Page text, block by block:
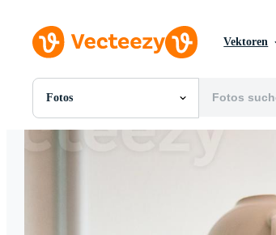
Vektoren
Fotos
Alle Bilder